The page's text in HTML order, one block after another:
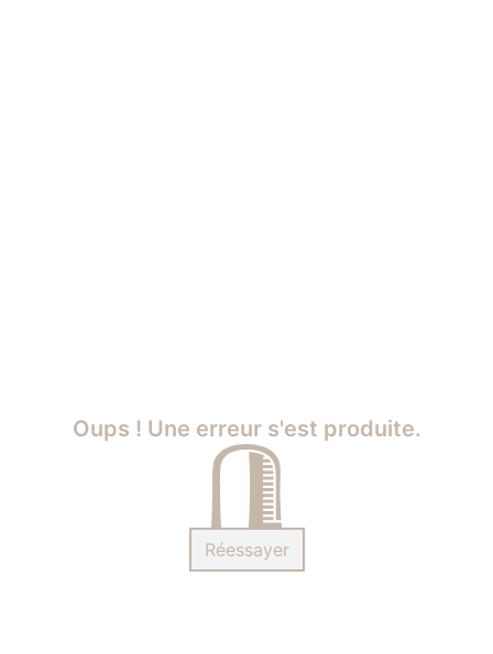
Oups ! Une erreur s'est produite.
Réessayer